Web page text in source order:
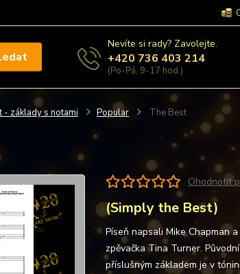
Nevíte si rady? Zavolejte.
+420 736 403 214
(Po-Pá, 9-17 hod.)
- základy s notami Popular The Best
Ohodnotit
(Simply the Best)
Píseň napsali Mike Chapman
zpěvačka Tina Turner.
příslušným základem je v